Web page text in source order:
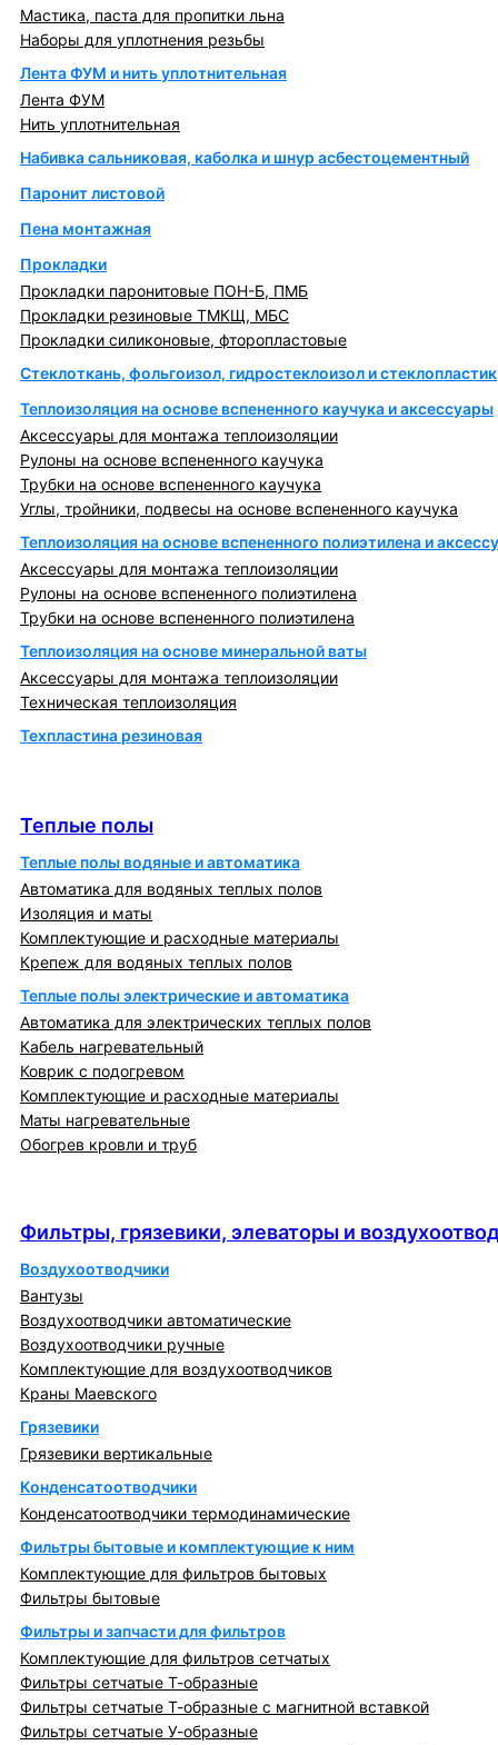
Мастика, паста для пропитки льна
Наборы для уплотнения резьбы
Лента ФУМ и нить уплотнительная
Лента ФУМ
Нить уплотнительная
Набивка сальниковая, каболка и шнур асбестоцементный
Паронит листовой
Пена монтажная
Прокладки
Прокладки паронитовые ПОН-Б, ПМБ
Прокладки резиновые ТМКЩ, МБС
Прокладки силиконовые, фторопластовые
Стеклоткань, фольгоизол, гидростеклоизол и стеклопластик
Теплоизоляция на основе вспененного каучука и аксессуары
Аксессуары для монтажа теплоизоляции
Рулоны на основе вспененного каучука
Трубки на основе вспененного каучука
Углы, тройники, подвесы на основе вспененного каучука
Теплоизоляция на основе вспененного полиэтилена и
Аксессуары для монтажа теплоизоляции
Рулоны на основе вспененного полиэтилена
Трубки на основе вспененного полиэтилена
Теплоизоляция на основе минеральной ваты
Аксессуары для монтажа теплоизоляции
Техническая теплоизоляция
Техпластина резиновая
Теплые полы
Теплые полы водяные и автоматика
Автоматика для водяных теплых полов
Изоляция и маты
Комплектующие и расходные материалы
Крепеж для водяных теплых полов
Теплые полы электрические и автоматика
Автоматика для электрических теплых полов
Кабель нагревательный
Коврик с подогревом
Комплектующие и расходные материалы
Маты нагревательные
Обогрев кровли и труб
Фильтры, грязевики, элеваторы и
Воздухоотводчики
Вантузы
Воздухоотводчики автоматические
Воздухоотводчики ручные
Комплектующие для воздухоотводчиков
Краны Маевского
Грязевики
Грязевики вертикальные
Конденсатоотводчики
Конденсатоотводчики термодинамические
Фильтры бытовые и комплектующие к ним
Комплектующие для фильтров бытовых
Фильтры бытовые
Фильтры и запчасти для фильтров
Комплектующие для фильтров сетчатых
Фильтры сетчатые Т-образные
Фильтры сетчатые Т-образные с магнитной вставкой
Фильтры сетчатые У-образные